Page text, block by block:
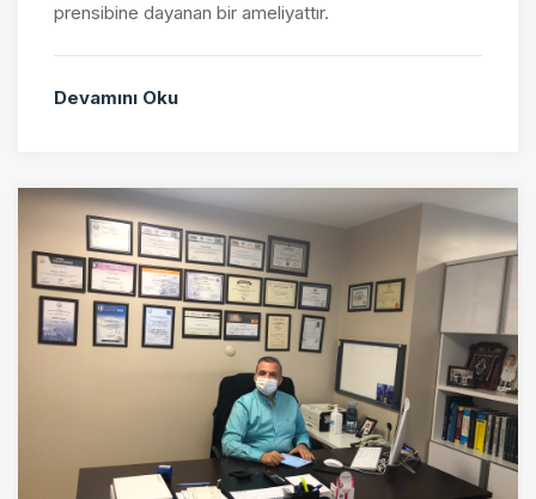
prensibine dayanan bir ameliyattır.
Devamını Oku